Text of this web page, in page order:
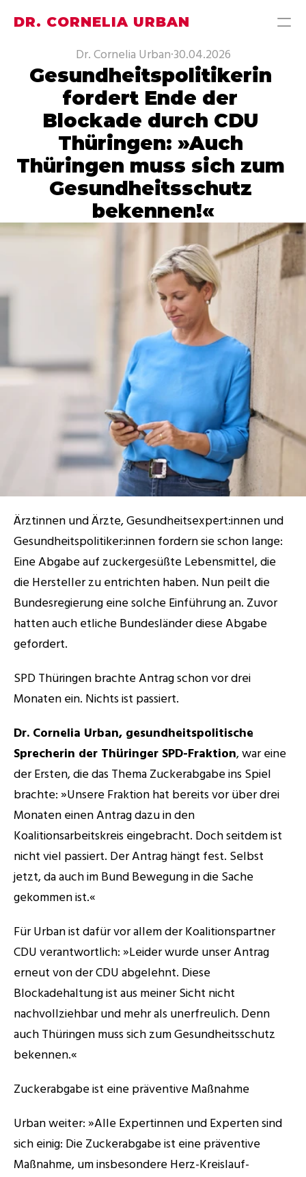
DR. CORNELIA URBAN
MEINE THEMEN
MEIN WAHLKREISBÜRO
PRODUCT
Publish
Blog
Join
Dr. Cornelia Urban·30.04.2026
Gesundheitspolitikerin
fordert Ende der
Blockade durch CDU
Thüringen: »Auch
Thüringen muss sich zum
Gesundheitsschutz
bekennen!«
Ärztinnen und Ärzte, Gesundheitsexpert:innen und
Gesundheitspolitiker:innen fordern sie schon lange:
Eine Abgabe auf zuckergesüßte Lebensmittel, die
die Hersteller zu entrichten haben. Nun peilt die
Bundesregierung eine solche Einführung an. Zuvor
hatten auch etliche Bundesländer diese Abgabe
gefordert.
SPD Thüringen brachte Antrag schon vor drei
Monaten ein. Nichts ist passiert.
Dr. Cornelia Urban, gesundheitspolitische
Sprecherin der Thüringer SPD-Fraktion, war eine
der Ersten, die das Thema Zuckerabgabe ins Spiel
brachte: »Unsere Fraktion hat bereits vor über drei
Monaten einen Antrag dazu in den
Koalitionsarbeitskreis eingebracht. Doch seitdem ist
nicht viel passiert. Der Antrag hängt fest. Selbst
jetzt, da auch im Bund Bewegung in die Sache
gekommen ist.«
Für Urban ist dafür vor allem der Koalitionspartner
CDU verantwortlich: »Leider wurde unser Antrag
erneut von der CDU abgelehnt. Diese
Blockadehaltung ist aus meiner Sicht nicht
nachvollziehbar und mehr als unerfreulich. Denn
auch Thüringen muss sich zum Gesundheitsschutz
bekennen.«
Zuckerabgabe ist eine präventive Maßnahme
Urban weiter: »Alle Expertinnen und Experten sind
sich einig: Die Zuckerabgabe ist eine präventive
Maßnahme, um insbesondere Herz-Kreislauf-